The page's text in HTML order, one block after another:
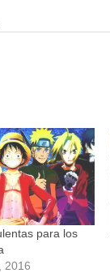
para los
2016